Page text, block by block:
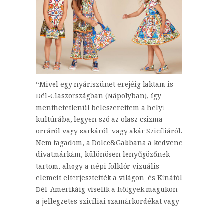
“Mivel egy nyáriszünet erejéig laktam is
Dél-Olaszországban (Nápolyban), így
menthetetlenül beleszerettem a helyi
kultúrába, legyen szó az olasz csizma
orráról vagy sarkáról, vagy akár Szicíliáról.
Nem tagadom, a Dolce&Gabbana a kedvenc
divatmárkám, különösen lenyűgözőnek
tartom, ahogy a népi folklór vizuális
elemeit elterjesztették a világon, és Kínától
Dél-Amerikáig viselik a hölgyek magukon
a jellegzetes szicíliai szamárkordékat vagy